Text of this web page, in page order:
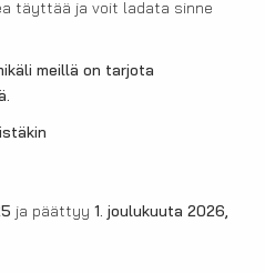
täyttää ja voit ladata sinne
meillä on tarjota
ja päättyy 1. joulukuuta 2026,